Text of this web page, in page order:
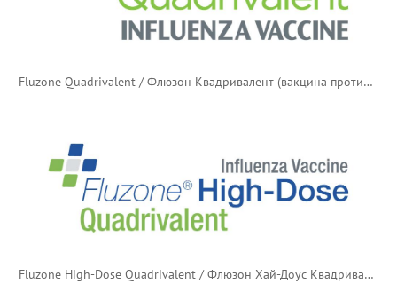
Fluzone Quadrivalent / Флюзон Квадривалент (вакцина против гриппа)
Fluzone High-Dose Quadrivalent / Флюзон Хай-Доус Квадривалент (вакцина против гриппа)